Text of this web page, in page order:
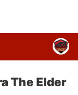
The Elder